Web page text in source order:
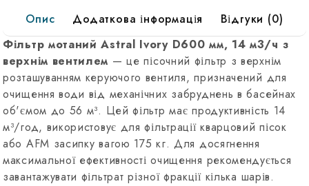
14
м3/
верхним
вентилем
Опис Додаткова інформація
Відгуки (0)
Фільтр мотаний Astral Ivory D600 мм, 14 м3/ч з
верхнім вентилем — це пісочний фільтр з верхнім
розташуванням керуючого вентиля, призначений для
очищення води від механічних забруднень в басейнах
об'ємом до 56 м³. Цей фільтр має продуктивність 14
м³/год, використовує для фільтрації кварцовий пісок
або AFM засипку вагою 175 кг. Для досягнення
максимальної ефективності очищення рекомендується
завантажувати фільтрат різної фракції кілька шарів.